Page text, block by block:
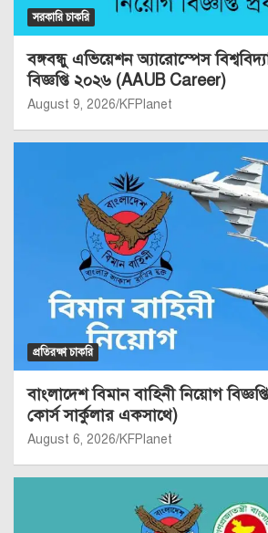
সরকারি চাকরি
বঙ্গবন্ধু এভিয়েশন অ্যারোস্পেস
বিজ্ঞপ্তি ২০২৬ (AAUB Career)
August 9, 2026 KFPlanet
প্রতিরক্ষা চাকরি
বাংলাদেশ বিমান বাহিনী নিয়োগ
কোর্স সার্কুলার একসাথে)
August 6, 2026 KFPlanet